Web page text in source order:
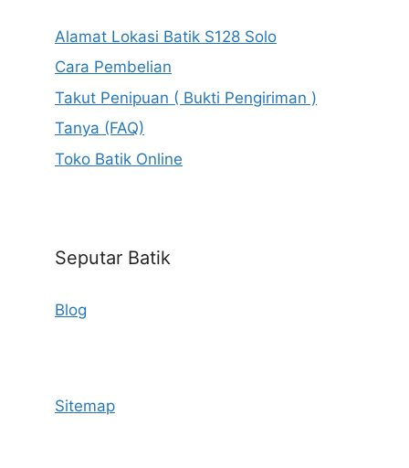
Alamat Lokasi Batik S128 Solo
Cara Pembelian
Takut Penipuan ( Bukti Pengiriman )
Tanya (FAQ)
Toko Batik Online
Seputar Batik
Blog
Sitemap